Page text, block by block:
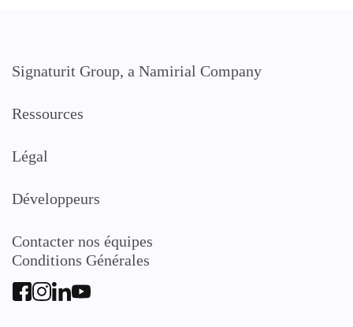
Signaturit Group, a Namirial Company
Ressources
Légal
Développeurs
Contacter nos équipes
Conditions Générales